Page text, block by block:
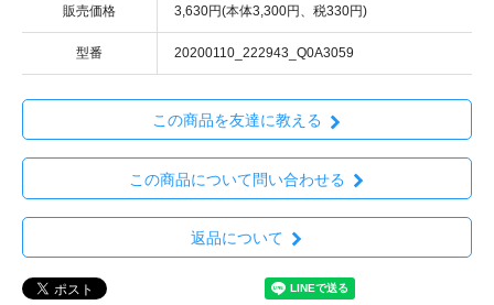
販売価格 3,630円(本体3,300円、税330円)
型番 20200110_222943_Q0A3059
この商品を友達に教える
この商品について問い合わせる
返品について